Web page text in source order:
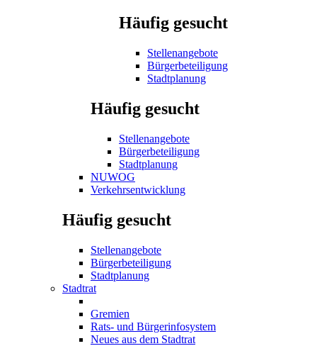
Häufig gesucht
Stellenangebote
Bürgerbeteiligung
Stadtplanung
Häufig gesucht
Stellenangebote
Bürgerbeteiligung
Stadtplanung
NUWOG
Verkehrsentwicklung
Häufig gesucht
Stellenangebote
Bürgerbeteiligung
Stadtplanung
Stadtrat
Gremien
Rats- und Bürgerinfosystem
Neues aus dem Stadtrat